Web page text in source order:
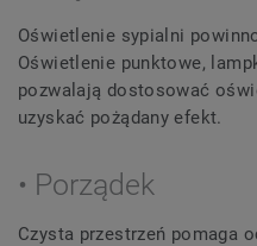
Oświetlenie sypialni
Oświetlenie punktowe,
pozwalają dostosować
uzyskać pożądany efekt.
• Porządek
Czysta przestrzeń pomaga